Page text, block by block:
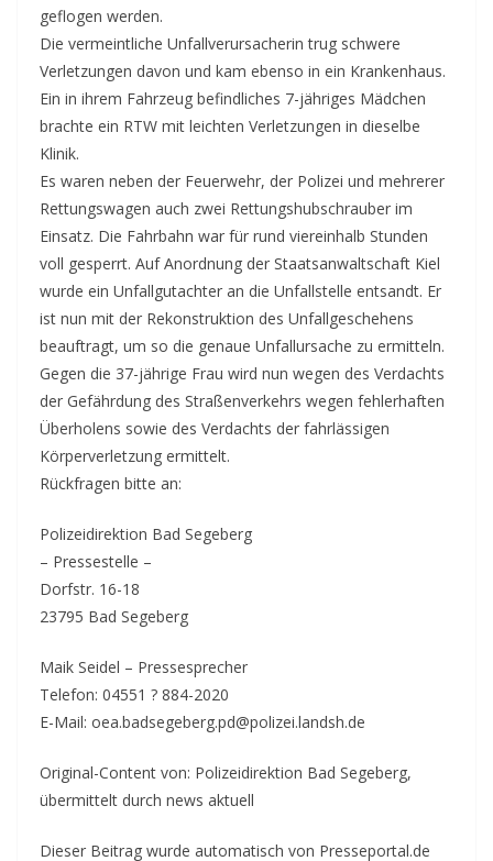
geflogen werden.
Die vermeintliche Unfallverursacherin trug schwere
Verletzungen davon und kam ebenso in ein Krankenhaus.
Ein in ihrem Fahrzeug befindliches 7-jähriges Mädchen
brachte ein RTW mit leichten Verletzungen in dieselbe
Klinik.
Es waren neben der Feuerwehr, der Polizei und mehrerer
Rettungswagen auch zwei Rettungshubschrauber im
Einsatz. Die Fahrbahn war für rund viereinhalb Stunden
voll gesperrt. Auf Anordnung der Staatsanwaltschaft Kiel
wurde ein Unfallgutachter an die Unfallstelle entsandt. Er
ist nun mit der Rekonstruktion des Unfallgeschehens
beauftragt, um so die genaue Unfallursache zu ermitteln.
Gegen die 37-jährige Frau wird nun wegen des Verdachts
der Gefährdung des Straßenverkehrs wegen fehlerhaften
Überholens sowie des Verdachts der fahrlässigen
Körperverletzung ermittelt.
Rückfragen bitte an:
Polizeidirektion Bad Segeberg
– Pressestelle –
Dorfstr. 16-18
23795 Bad Segeberg
Maik Seidel – Pressesprecher
Telefon: 04551 ? 884-2020
E-Mail: oea.badsegeberg.pd@polizei.landsh.de
Original-Content von: Polizeidirektion Bad Segeberg,
übermittelt durch news aktuell
Dieser Beitrag wurde automatisch von Presseportal.de